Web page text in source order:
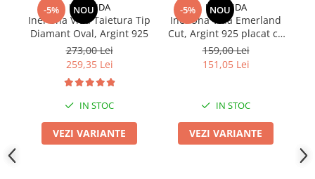
-5% NOU
UNA VIDA
Inel Una Vida Taietura Tip
Diamant Oval, Argint 925
273,00 Lei
259,35 Lei
IN STOC
VEZI VARIANTE
-5% NOU
UNA VIDA
Inel Una Vida Emerland
Cut, Argint 925 placat cu
aur
159,00 Lei
151,05 Lei
IN STOC
VEZI VARIANTE